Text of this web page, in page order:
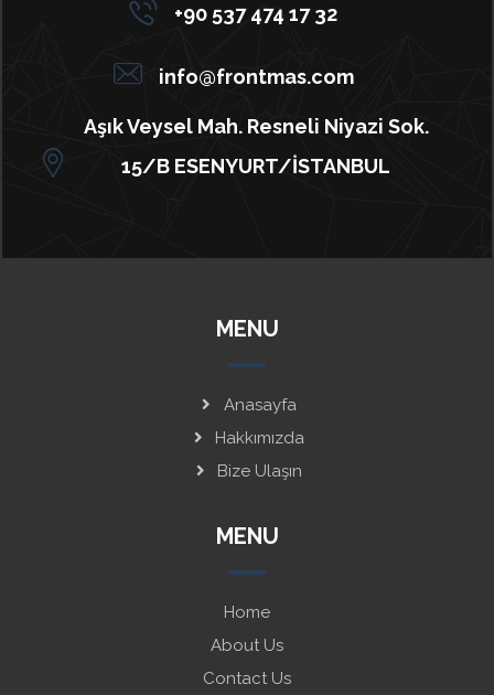
+90 537 474 17 32
info@frontmas.com
Aşık Veysel Mah. Resneli Niyazi Sok.
15/B ESENYURT/İSTANBUL
MENU
Anasayfa
Hakkımızda
Bize Ulaşın
MENU
Home
About Us
Contact Us